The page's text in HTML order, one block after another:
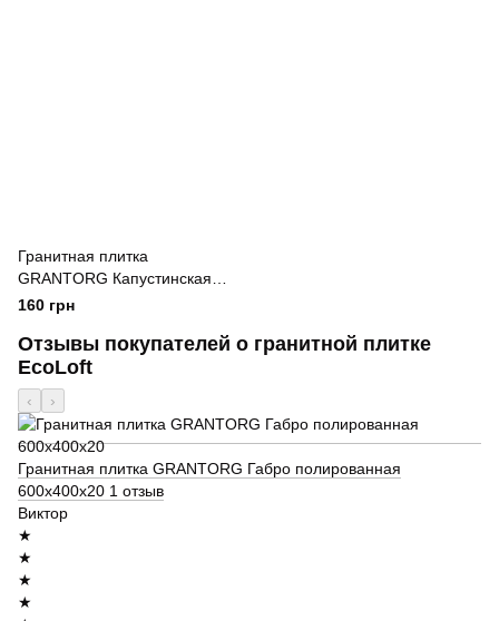
Гранитная плитка
GRANTORG Капустинская
(полированная) 400х400х20
160 грн
Отзывы покупателей о гранитной плитке
EcoLoft
‹ ›
Гранитная плитка GRANTORG Габро полированная
600x400x20 1 отзыв
Виктор
★
★
★
★